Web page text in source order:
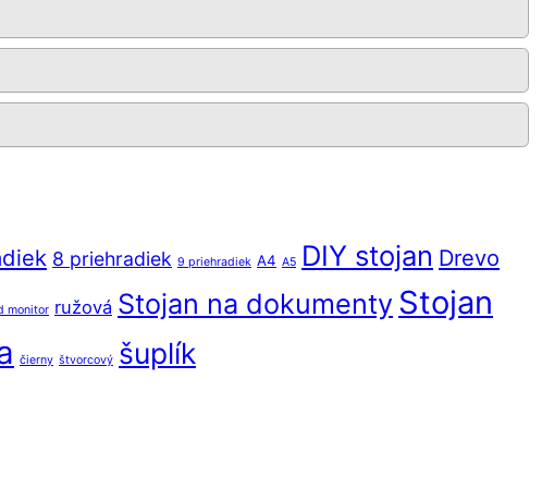
8 priehradiek 9 priehradiek A4 A5 DIY stojan Drevo
monitor ružová Stojan na dokumenty Stojan
čierny štvorcový šuplík